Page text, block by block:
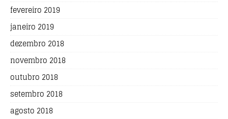
fevereiro 2019
janeiro 2019
dezembro 2018
novembro 2018
outubro 2018
setembro 2018
agosto 2018